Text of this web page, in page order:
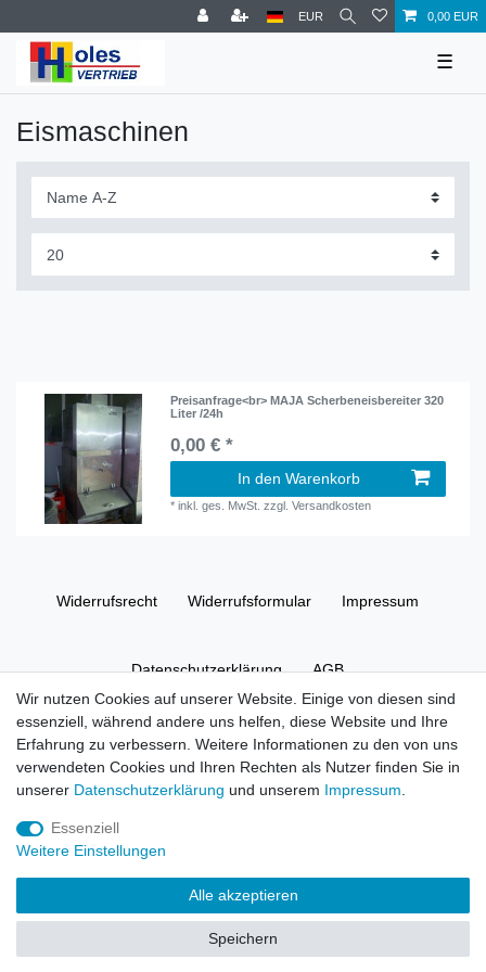
EUR 0,00 EUR
☰
Eismaschinen
Preisanfrage<br> MAJA Scherbeneisbereiter 320
Liter /24h
0,00 € *
In den Warenkorb
*inkl. ges. MwSt. zzgl.Versandkosten
Widerrufs­recht Widerrufs­formular Impressum
Daten­schutz­erklärung
AGB
Wir nutzen Cookies auf unserer Website. Einige von diesen sind
essenziell, während andere uns helfen, diese Website und Ihre
Erfahrung zu verbessern. Weitere Informationen zu den von uns
verwendeten Cookies und Ihren Rechten als Nutzer finden Sie in
unserer Daten­schutz­erklärung und unserem Impressum
Essenziell
Weitere Einstellungen
Alle akzeptieren
Speichern